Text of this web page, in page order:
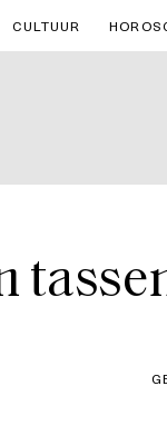
CULTUUR